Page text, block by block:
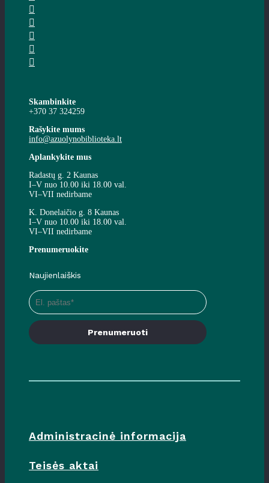
Skambinkite
+370 37 324259
Rašykite mums
info@azuolynobiblioteka.lt
Aplankykite mus
Radastų g. 2 Kaunas
I–V nuo 10.00 iki 18.00 val.
VI–VII nedirbame
K. Donelaičio g. 8 Kaunas
I–V nuo 10.00 iki 18.00 val.
VI–VII nedirbame
Prenumeruokite
Naujienlaiškis
Prenumeruoti
Administracinė informacija
Teisės aktai